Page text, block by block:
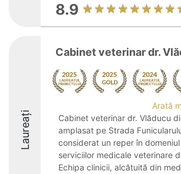
8.9
Laureați
Cabinet veterinar dr.
Arată
Cabinet veterinar dr. Vlăducu
amplasat pe Strada
considerat un reper în domeniul
serviciilor medicale veterinare
Echipa clinicii, alcătuită din